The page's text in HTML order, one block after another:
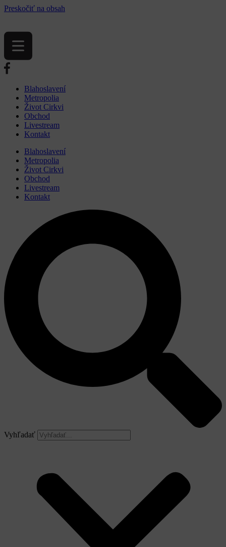
Preskočiť na obsah
Blahoslavení
Metropolia
Život Cirkvi
Obchod
Livestream
Kontakt
Blahoslavení
Metropolia
Život Cirkvi
Obchod
Livestream
Kontakt
Vyhľadať